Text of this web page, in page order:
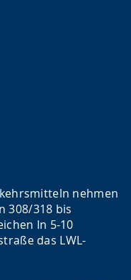
nehmen
308/318 bis
In 5-10
das LWL-